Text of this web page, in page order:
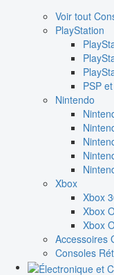
Voir tout
PlayStation
PSP
Nintendo
Xbox
Xbox
Xbox
Xbox
Accessoires
Consoles